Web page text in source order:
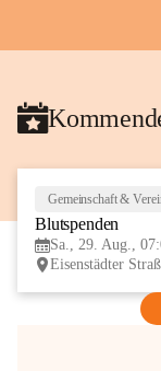
Gemeinschaft &
Blutspenden
Sa., 29. Aug.,